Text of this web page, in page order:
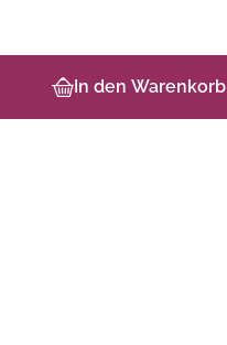
In den Warenkorb